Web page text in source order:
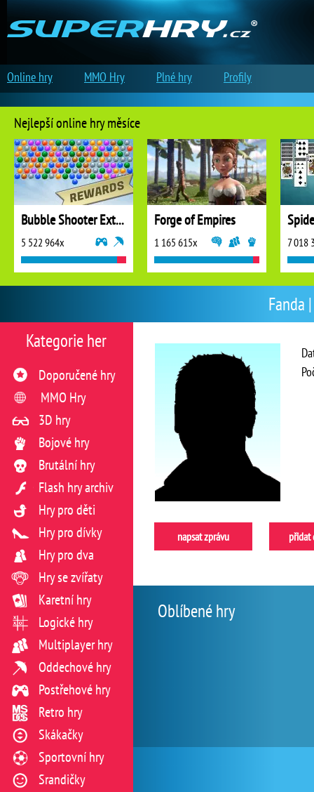
Fanda
napsat zprávu přidat
Oblíbené hry
Kategorie her
Doporučené hry
MMO Hry
3D hry
Bojové hry
Brutální hry
Flash hry archiv
Hry pro děti
Hry pro dívky
Hry pro dva
Hry se zvířaty
Karetní hry
Logické hry
Multiplayer hry
Oddechové hry
Postřehové hry
Retro hry
Skákačky
Sportovní hry
Srandičky
Nejlepší online hry měsíce
Bubble Shooter Extreme
5 522 964x
Forge of Empires
1 165 615x 7 018
Online hry MMO Hry Plné hry Profily